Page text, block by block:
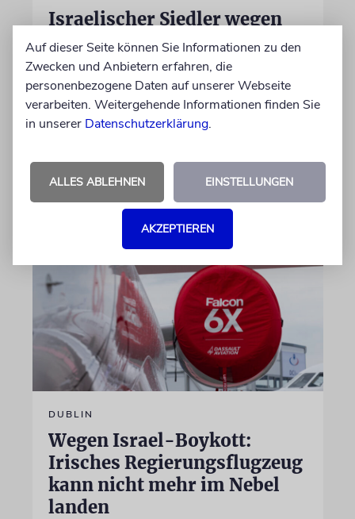
Israelischer Siedler wegen
Tötung eines Palästinensers
angeklagt
Der getötete Aktivist setzte sich gegen
Siedlergewalt ein und war an dem Oscar-
prämierten Film »No Other Land« beteiligt.
DUBLIN
Wegen Israel-Boykott:
Irisches Regierungsflugzeug
kann nicht mehr im Nebel
landen
Auf dieser Seite können Sie Informationen zu den
Zwecken und Anbietern erfahren, die
personenbezogene Daten auf unserer Webseite
verarbeiten. Weitergehende Informationen finden Sie
in unserer Datenschutzerklärung.
ALLES ABLEHNEN EINSTELLUNGEN
AKZEPTIEREN